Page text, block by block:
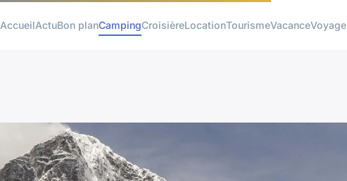
AccueilActuBon planCampingCroisièreLocationTourismeVacanceVoyage